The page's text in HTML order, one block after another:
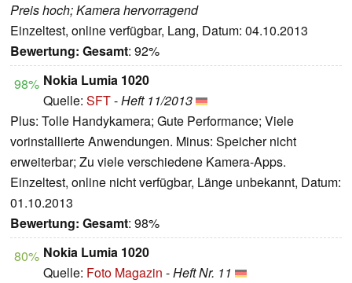
Preis hoch; Kamera hervorragend
Einzeltest, online verfügbar, Lang, Datum: 04.10.2013
Bewertung: Gesamt: 92%
98% Nokia Lumia 1020
Quelle: SFT-Heft 11/2013
Plus: Tolle Handykamera; Gute Performance; Viele
vorinstallierte Anwendungen. Minus: Speicher nicht
erweiterbar; Zu viele verschiedene Kamera-Apps.
Einzeltest, online nicht verfügbar, Länge unbekannt, Datum:
01.10.2013
Bewertung: Gesamt: 98%
80% Nokia Lumia 1020
Quelle: Foto Magazin -Heft Nr. 11